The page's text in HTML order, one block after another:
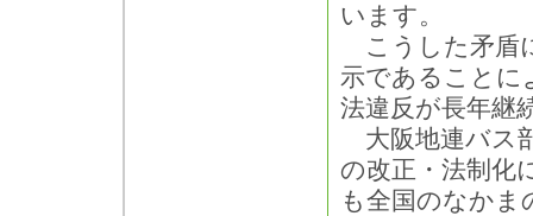
います。
こうした矛盾
示であることに
法違反が長年継
大阪地連バス
の改正・法制化
も全国のなかま